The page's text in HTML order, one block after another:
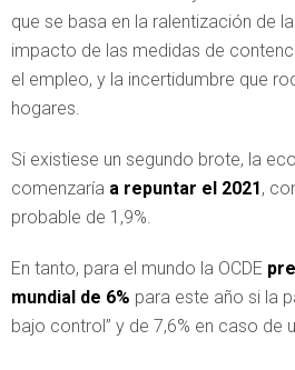
que se basa en la ralentización de
impacto de las medidas de
el empleo, y la incertidumbre que
hogares.
Si existiese un segundo brote, la
comenzaría a repuntar el 2021,
probable de 1,9%.
En tanto, para el mundo la OCDE
mundial de 6% para este año si la
bajo control” y de 7,6% en caso de